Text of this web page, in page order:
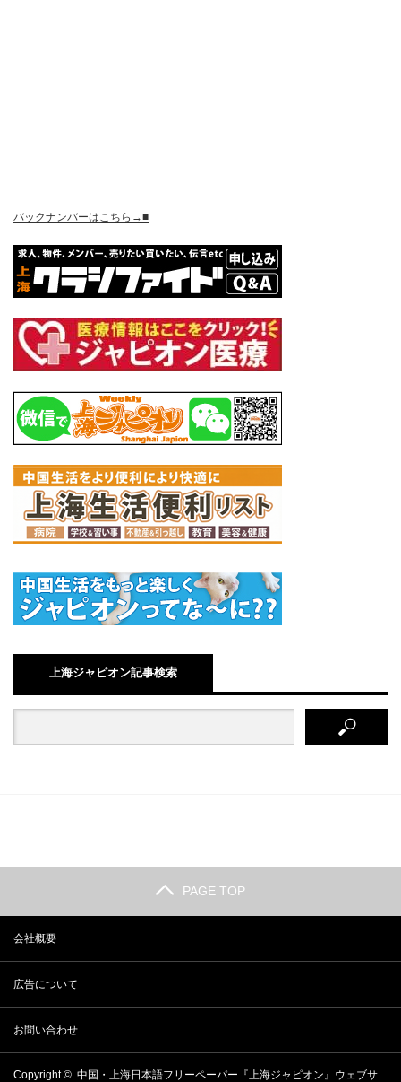
バックナンバーはこちら→■
上海ジャピオン記事検索
PAGE TOP
会社概要
広告について
お問い合わせ
Copyright © 中国・上海日本語フリーペーパー『上海ジャピオン』ウェブサ